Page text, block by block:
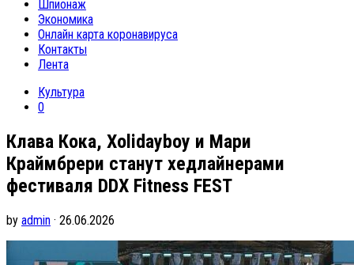
Шпионаж
Экономика
Онлайн карта коронавируса
Контакты
Лента
Культура
0
Клава Кока, Xolidayboy и Мари
Краймбрери станут хедлайнерами
фестиваля DDX Fitness FEST
by admin · 26.06.2026